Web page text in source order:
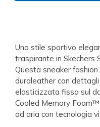
Uno stile sportivo
traspirante in Skechers
Questa sneaker
duraleather con
elasticizzata fissa sul
Cooled Memory
ad aria con tecnologia